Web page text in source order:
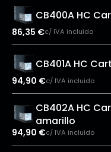
CB400A HC
86,35 €c/ IVA incluido
CB401A HC
94,90 €c/ IVA incluido
CB402A HC
amarillo
94,90 €c/ IVA incluido